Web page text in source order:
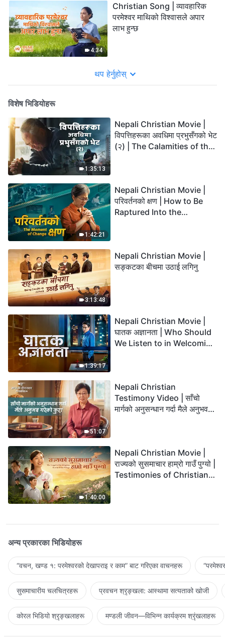
4:34
Christian Song | व्यावहारिक
परमेश्‍वर माथिको विश्‍वासले अपार
लाभ हुन्छ
थप हेर्नुहोस्
विशेष भिडियोहरू
1:35:13
Nepali Christian Movie |
विपत्तिहरूका अवधिमा प्रभुसँगको भेट
(२) | The Calamities of the
1:42:21
Nepali Christian Movie |
परिवर्तनको क्षण | How to Be
Raptured Into the
3:13:48
Nepali Christian Movie |
सङ्कटका बीचमा उठाई लगिनु
1:39:17
Nepali Christian Movie |
घातक अज्ञानता | Who Should
We Listen to in Welcoming
51:07
Nepali Christian
Testimony Video | साँचो
मार्गको अनुसन्धान गर्दा मैले अनुभव
1:40:00
Nepali Christian Movie |
राज्यको सुसमाचार हाम्रो गाउँ पुग्यो |
Testimonies of Christians
अन्य प्रकारका भिडियोहरू
“वचन, खण्ड १: परमेश्‍वरको देखापराइ र काम” बाट गरिएका वाचनहरू
सुसमाचारीय चलचित्रहरू प्रवचन श्रृङ्खला: आस्थामा सत्यताको खोजी
कोरल भिडियो श्रृङ्खलाहरू मण्डली जीवन—विभिन्‍न कार्यक्रम श्रृंखलाहरू